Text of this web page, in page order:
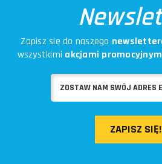
Zapisz się do naszego
wszystkimi akcjami
ZAPISZ SIĘ!